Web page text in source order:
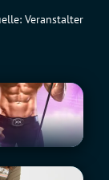
Veranstalter